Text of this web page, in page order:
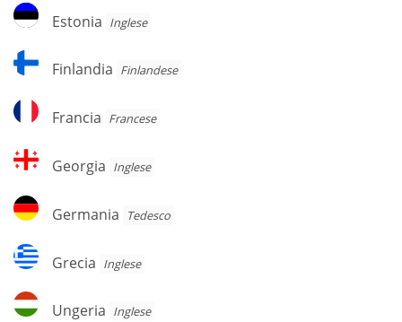
Estonia
Estonia Inglese
Finlandia
Finlandia Finlandese
Francia
Francia Francese
Georgia
Georgia Inglese
Germania
Germania Tedesco
Grecia
Grecia Inglese
Ungeria
Ungeria Inglese